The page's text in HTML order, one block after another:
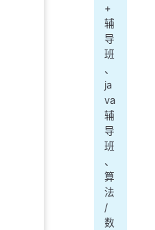
+
辅
导
班
、
ja
va
辅
导
班
、
算
法
/
数